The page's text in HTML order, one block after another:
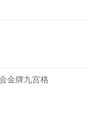
金牌九宫格